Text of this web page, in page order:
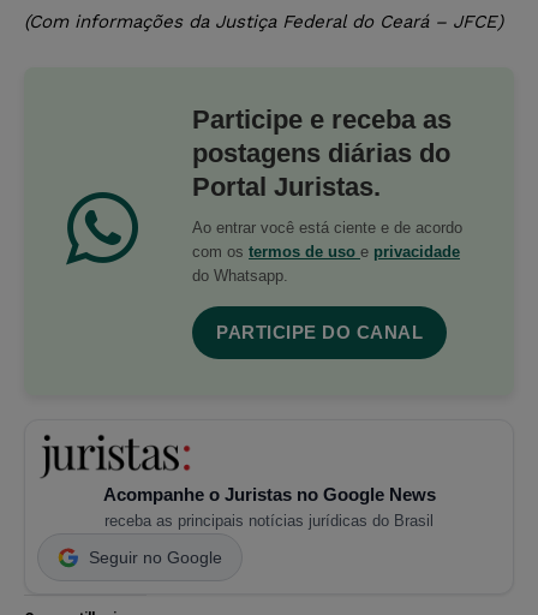
(Com informações da Justiça Federal do Ceará – JFCE)
Participe e receba as
postagens diárias do
Portal Juristas.
Ao entrar você está ciente e de acordo
com os termos de uso e privacidade
do Whatsapp.
PARTICIPE DO CANAL
Acompanhe o Juristas no Google News
receba as principais notícias jurídicas do Brasil
Seguir no Google